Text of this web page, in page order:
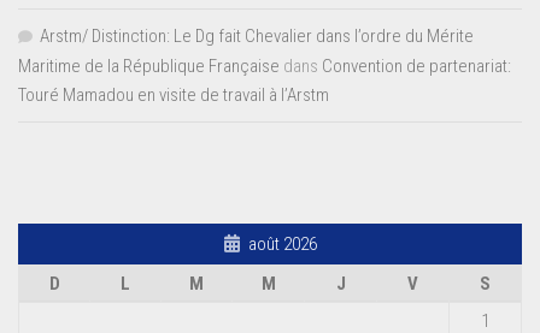
Arstm/ Distinction: Le Dg fait Chevalier dans l’ordre du Mérite
Maritime de la République Française dans Convention de partenariat:
Touré Mamadou en visite de travail à l’Arstm
août 2026
D
L M M J V
S
1